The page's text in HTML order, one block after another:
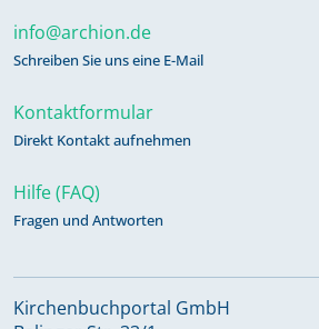
info@archion.de
Schreiben Sie uns eine E-Mail
Kontaktformular
Direkt Kontakt aufnehmen
Hilfe (FAQ)
Fragen und Antworten
Kirchenbuchportal GmbH